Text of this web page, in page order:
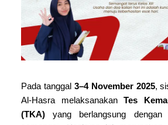
Pada tanggal 3–4 November 2025,
Al-Hasra melaksanakan Tes
(TKA) yang berlangsung